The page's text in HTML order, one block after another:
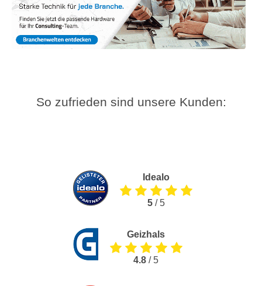
So zufrieden sind unsere Kunden:
Idealo
5/ 5
Geizhals
4.8 / 5